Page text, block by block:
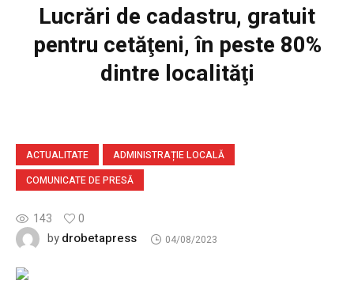
Lucrări de cadastru, gratuit
pentru cetăţeni, în peste 80%
dintre localităţi
ACTUALITATE
ADMINISTRAȚIE LOCALĂ
COMUNICATE DE PRESĂ
143
0
bydrobetapress 04/08/2023